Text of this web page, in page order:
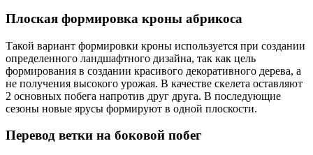
Плоская формировка кроны абрикоса
Такой вариант формировки кроны используется при создании
определенного ландшафтного дизайна, так как цель
формирования в создании красивого декоративного дерева, а
не получения высокого урожая. В качестве скелета оставляют
2 основных побега напротив друг друга. В последующие
сезоны новые ярусы формируют в одной плоскости.
Перевод ветки на боковой побег